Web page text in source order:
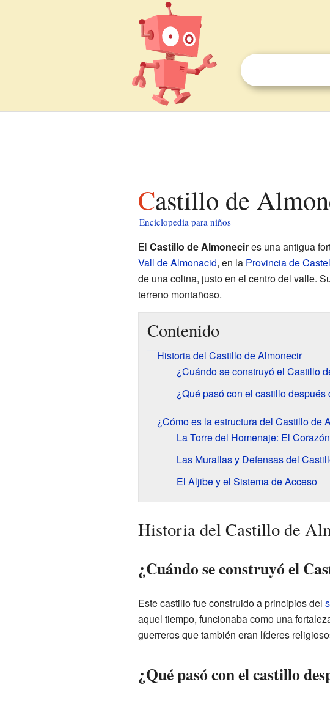
Castillo de
Enciclopedia para niños
El Castillo de Almonecires una antigua
Vall de Almonacid, en la Provincia de
de una colina, justo en el centro del valle.
terreno montañoso.
Contenido
Historia del Castillo de Almonecir
¿Cuándo se construyó el Castillo
¿Qué pasó con el castillo
¿Cómo es la estructura del Castillo de
La Torre del Homenaje: El
Las Murallas y Defensas del
El Aljibe y el Sistema de Acceso
Historia del Castillo de
¿Cuándo se construyó el
Este castillo fue construido a principios del
aquel tiempo, funcionaba como una
guerreros que también eran líderes
¿Qué pasó con el castillo